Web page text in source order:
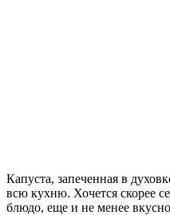
Капуста, запеченная в
всю кухню. Хочется скорее
блюдо, еще и не менее